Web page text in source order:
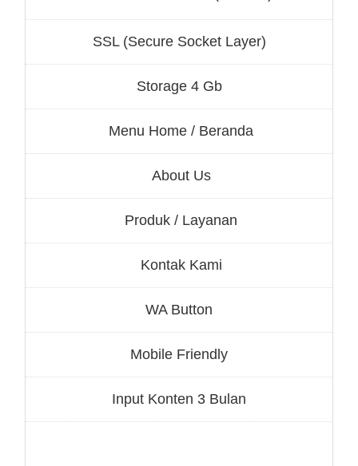
SSL (Secure Socket Layer)
Storage 4 Gb
Menu Home / Beranda
About Us
Produk / Layanan
Kontak Kami
WA Button
Mobile Friendly
Input Konten 3 Bulan